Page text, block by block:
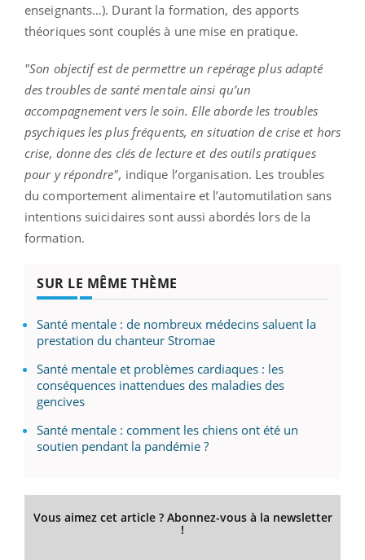
enseignants…). Durant la formation, des apports
théoriques sont couplés à une mise en pratique.
"Son objectif est de permettre un repérage plus adapté
des troubles de santé mentale ainsi qu’un
accompagnement vers le soin. Elle aborde les troubles
psychiques les plus fréquents, en situation de crise et hors
crise, donne des clés de lecture et des outils pratiques
pour y répondre", indique l’organisation. Les troubles
du comportement alimentaire et l’automutilation sans
intentions suicidaires sont aussi abordés lors de la
formation.
SUR LE MÊME THÈME
Santé mentale : de nombreux médecins saluent la
prestation du chanteur Stromae
Santé mentale et problèmes cardiaques : les
conséquences inattendues des maladies des
gencives
Santé mentale : comment les chiens ont été un
soutien pendant la pandémie ?
Vous aimez cet article ? Abonnez-vous à la newsletter
!